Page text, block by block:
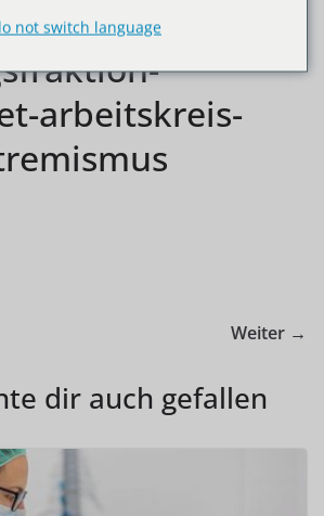
afd-
arbeitskreis-
Weiter →
dir auch gefallen
not switch language